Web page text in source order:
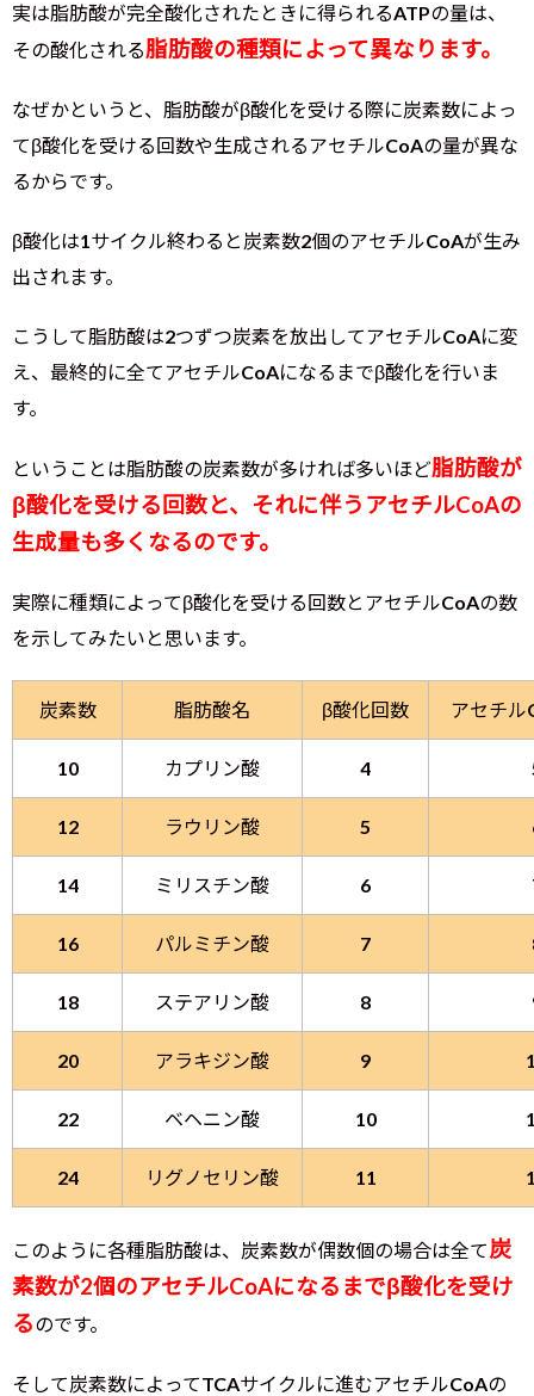
実は脂肪酸が完全酸化されたときに得られるATPの量は、
その酸化される脂肪酸の種類によって異なります。
なぜかというと、脂肪酸がβ酸化を受ける際に炭素数によっ
てβ酸化を受ける回数や生成されるアセチルCoAの量が異な
るからです。
β酸化は1サイクル終わると炭素数2個のアセチルCoAが生み
出されます。
こうして脂肪酸は2つずつ炭素を放出してアセチルCoAに変
え、最終的に全てアセチルCoAになるまでβ酸化を行いま
す。
ということは脂肪酸の炭素数が多ければ多いほど脂肪酸が
β酸化を受ける回数と、それに伴うアセチルCoAの
生成量も多くなるのです。
実際に種類によってβ酸化を受ける回数とアセチルCoAの数
を示してみたいと思います。
炭素数 脂肪酸名 β酸化回数 アセチル
10 カプリン酸 4
12 ラウリン酸 5
14 ミリスチン酸 6
16 パルミチン酸 7
18 ステアリン酸 8
20 アラキジン酸 9
22 ベヘニン酸 10
24 リグノセリン酸 11
このように各種脂肪酸は、炭素数が偶数個の場合は全て炭
素数が2個のアセチルCoAになるまでβ酸化を受け
るのです。
そして炭素数によってTCAサイクルに進むアセチルCoAの